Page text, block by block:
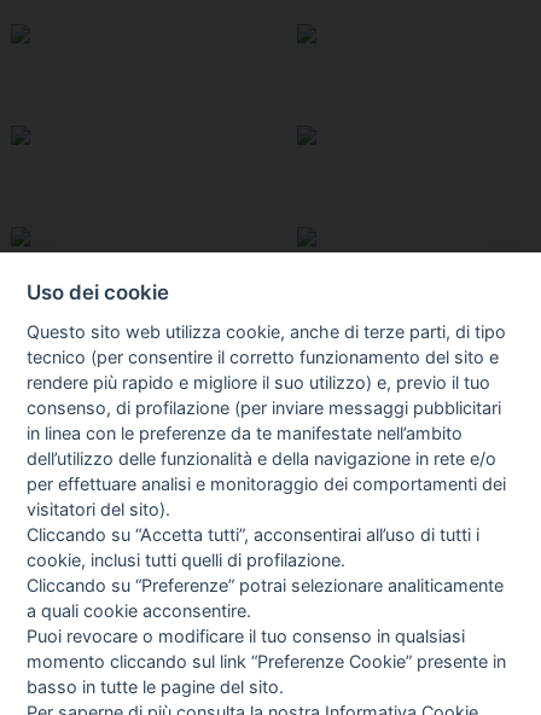
I libri Vedi tutti
Uso dei cookie
Questo sito web utilizza cookie, anche di terze parti, di tipo
tecnico (per consentire il corretto funzionamento del sito e
rendere più rapido e migliore il suo utilizzo) e, previo il tuo
consenso, di profilazione (per inviare messaggi pubblicitari
in linea con le preferenze da te manifestate nell’ambito
dell’utilizzo delle funzionalità e della navigazione in rete e/o
per effettuare analisi e monitoraggio dei comportamenti dei
visitatori del sito).
Cliccando su “Accetta tutti”, acconsentirai all’uso di tutti i
cookie, inclusi tutti quelli di profilazione.
Cliccando su “Preferenze” potrai selezionare analiticamente
a quali cookie acconsentire.
Puoi revocare o modificare il tuo consenso in qualsiasi
momento cliccando sul link “Preferenze Cookie” presente in
basso in tutte le pagine del sito.